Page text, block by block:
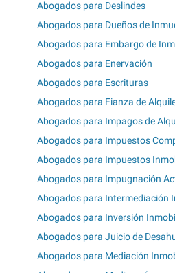
Abogados para Deslindes
Abogados para Dueños de
Abogados para Embargo de
Abogados para Enervación
Abogados para Escrituras
Abogados para Fianza de
Abogados para Impagos de
Abogados para Impuestos
Abogados para Impuestos
Abogados para Impugnación
Abogados para Intermediación
Abogados para Inversión
Abogados para Juicio de
Abogados para Mediación